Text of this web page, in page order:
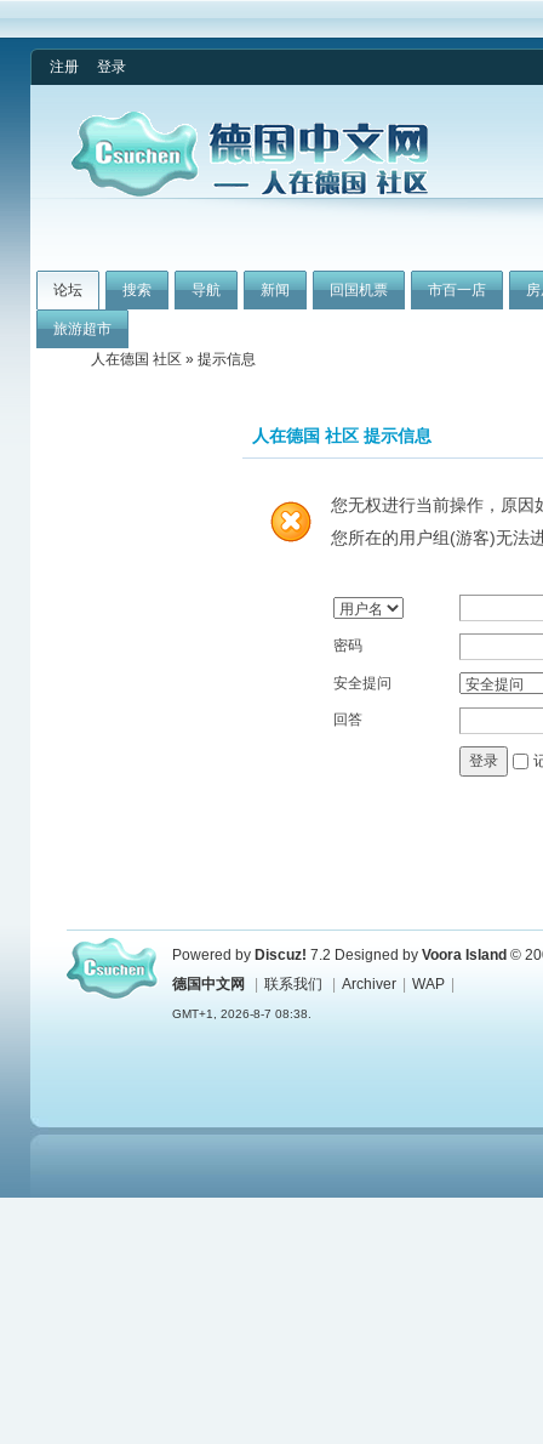
注册 登录
论坛 搜索 导航 新闻 回国机票 市百一店
旅游超市
人在德国 社区 » 提示信息
人在德国 社区 提示信息
您无权进行当前操作，原因
您所在的用户组(游客)无法
密码
安全提问
回答
登录
Powered by Discuz! 7.2 Designed by Voora Island ©
德国中文网
联系我们 Archiver WAP
GMT+1, 2026-8-7 08:38.